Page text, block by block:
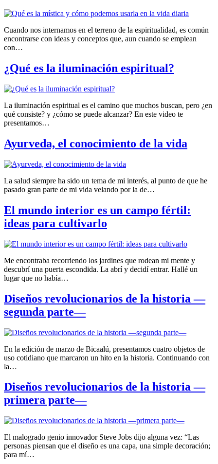
Cuando nos internamos en el terreno de la espiritualidad, es común
encontrarse con ideas y conceptos que, aun cuando se emplean
con…
¿Qué es la iluminación espiritual?
La iluminación espiritual es el camino que muchos buscan, pero ¿en
qué consiste? y ¿cómo se puede alcanzar? En este video te
presentamos…
Ayurveda, el conocimiento de la vida
La salud siempre ha sido un tema de mi interés, al punto de que he
pasado gran parte de mi vida velando por la de…
El mundo interior es un campo fértil:
ideas para cultivarlo
Me encontraba recorriendo los jardines que rodean mi mente y
descubrí una puerta escondida. La abrí y decidí entrar. Hallé un
lugar que no había…
Diseños revolucionarios de la historia —
segunda parte—
En la edición de marzo de Bicaalú, presentamos cuatro objetos de
uso cotidiano que marcaron un hito en la historia. Continuando con
la…
Diseños revolucionarios de la historia —
primera parte—
El malogrado genio innovador Steve Jobs dijo alguna vez: “Las
personas piensan que el diseño es una capa, una simple decoración;
para mí…